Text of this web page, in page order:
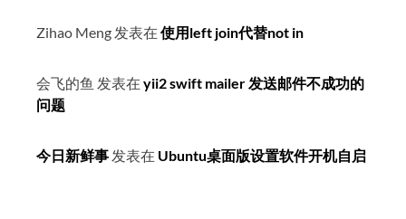
Zihao Meng 发表在 使用left join代替not in
会飞的鱼 发表在 yii2 swift mailer 发送邮件不成功的
问题
今日新鲜事 发表在 Ubuntu桌面版设置软件开机自启